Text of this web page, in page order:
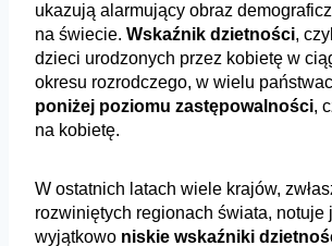
ukazują alarmujący obraz
na świecie. Wskaźnik dzietności,
dzieci urodzonych przez kobietę w
okresu rozrodczego, w wielu
poniżej poziomu zastępowalności,
na kobietę.
W ostatnich latach wiele krajów,
rozwiniętych regionach świata, notuje
wyjątkowo niskie wskaźniki